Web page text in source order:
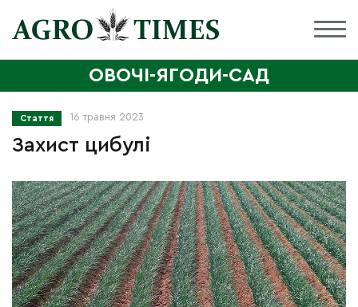
ОВОЧІ-ЯГОДИ-САД
Стаття 16 травня 2023
Захист цибулі